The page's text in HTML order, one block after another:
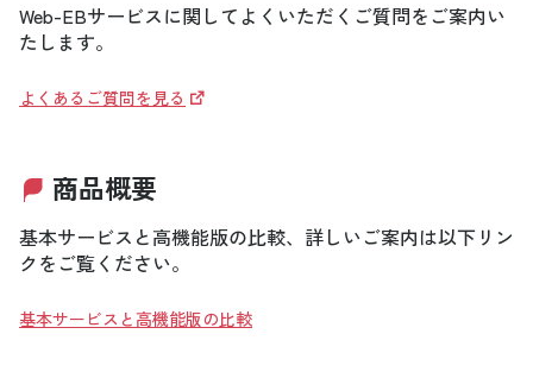
Web-EBサービスに関してよくいただくご質問をご案内い
たします。
よくあるご質問を見る
商品概要
基本サービスと高機能版の比較、詳しいご案内は以下リン
クをご覧ください。
基本サービスと高機能版の比較